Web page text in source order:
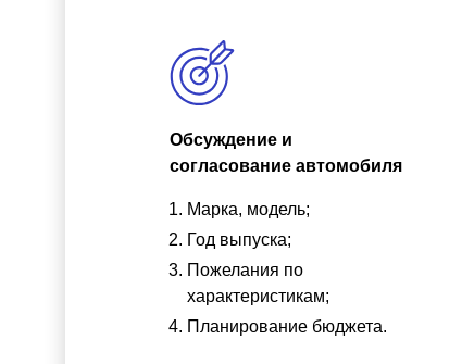
Обсуждение и
согласование автомобиля
Марка, модель;
Год выпуска;
Пожелания по
характеристикам;
Планирование бюджета.